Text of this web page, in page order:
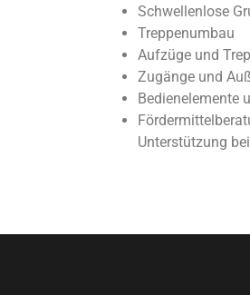
Schwellenlose
Treppenumbau
Aufzüge und
Zugänge und
Bedienelemente
Unterstützung